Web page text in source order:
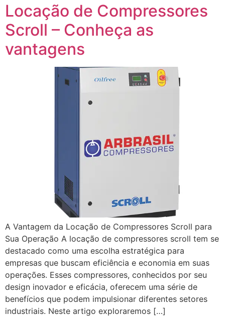
Locação de Compressores
Scroll – Conheça as
vantagens
A Vantagem da Locação de Compressores Scroll para
Sua Operação A locação de compressores scroll tem se
destacado como uma escolha estratégica para
empresas que buscam eficiência e economia em suas
operações. Esses compressores, conhecidos por seu
design inovador e eficácia, oferecem uma série de
benefícios que podem impulsionar diferentes setores
industriais. Neste artigo exploraremos […]